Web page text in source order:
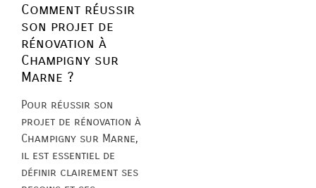
Comment réussir
son projet de
rénovation à
Champigny sur
Marne ?
Pour réussir son
projet de rénovation à
Champigny sur Marne,
il est essentiel de
définir clairement ses